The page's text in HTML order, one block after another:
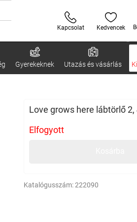
Kapcsolat Kedvencek
Gyerekeknek Utazás és vásárlás
Love grows here lábtörlő 2,
Elfogyott
Katalógusszám:222090